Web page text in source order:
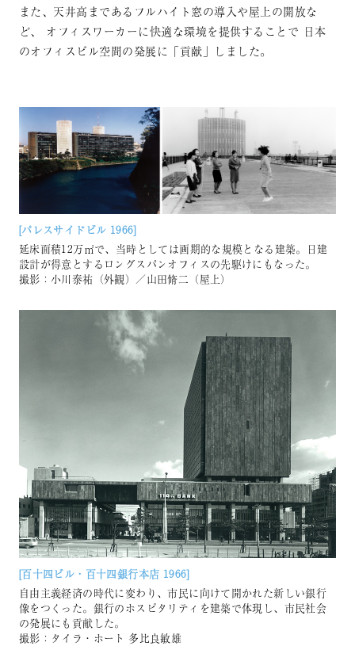
また、天井高まであるフルハイト窓の導入や屋上の開放な
ど、
オフィスワーカーに快適な環境を提供することで 日本
のオフィスビル空間の発展に「貢献」しました。
[パレスサイドビル 1966]
延床⾯積12万㎡で、当時としては画期的な規模となる建築。⽇建
設計が得意とするロングスパンオフィスの先駆けにもなった。
撮影：小川泰祐（外観）／山田脩二（屋上）
[百⼗四ビル・百⼗四銀⾏本店 1966]
⾃由主義経済の時代に変わり、市⺠に向けて開かれた新しい銀⾏
像をつくった。銀行のホスピタリティを建築で体現し、市民社会
の発展にも貢献した。
撮影：タイラ・ホート 多比良敏雄